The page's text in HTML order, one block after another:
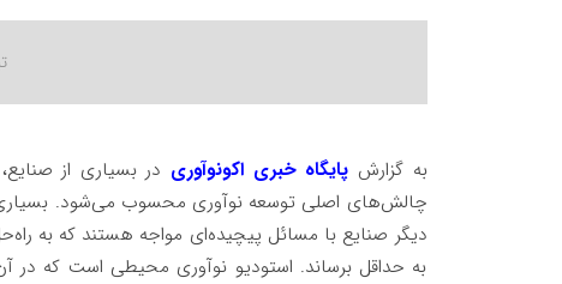
به گزارش پایگاه خبری اکونوآوری در بسیاری از
چالش‌های اصلی توسعه نوآوری محسوب می‌شود. بسیاری
دیگر صنایع با مسائل پیچیده‌ای مواجه هستند که به
به حداقل برساند. استودیو نوآوری محیطی است که در